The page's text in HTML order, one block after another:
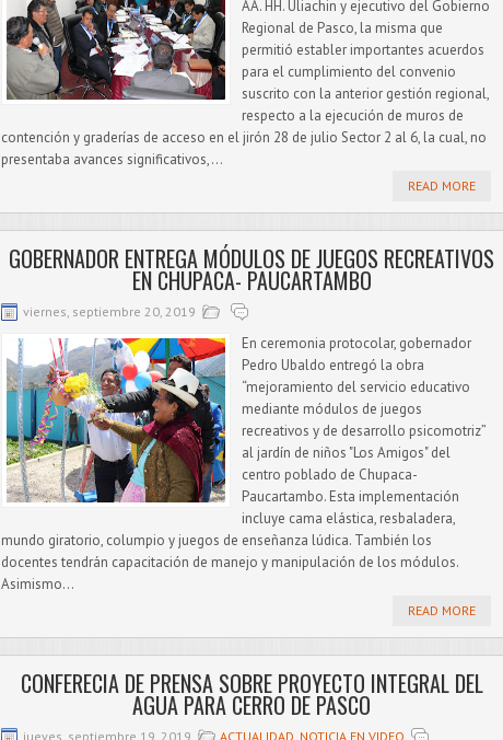
AA. HH. Uliachin y ejecutivo del Gobierno
Regional de Pasco, la misma que
permitió establer importantes acuerdos
para el cumplimiento del convenio
suscrito con la anterior gestión regional,
respecto a la ejecución de muros de
contención y graderías de acceso en el jirón 28 de julio Sector 2 al 6, la cual, no
presentaba avances significativos,...
READ MORE
GOBERNADOR ENTREGA MÓDULOS DE JUEGOS RECREATIVOS
EN CHUPACA- PAUCARTAMBO
viernes, septiembre 20, 2019
En ceremonia protocolar, gobernador
Pedro Ubaldo entregó la obra
“mejoramiento del servicio educativo
mediante módulos de juegos
recreativos y de desarrollo psicomotriz”
al jardín de niños "Los Amigos" del
centro poblado de Chupaca-
Paucartambo. Esta implementación
incluye cama elástica, resbaladera,
mundo giratorio, columpio y juegos de enseñanza lúdica. También los
docentes tendrán capacitación de manejo y manipulación de los módulos.
Asimismo...
READ MORE
CONFERECIA DE PRENSA SOBRE PROYECTO INTEGRAL DEL
AGUA PARA CERRO DE PASCO
jueves, septiembre 19, 2019 ACTUALIDAD NOTICIA EN VIDEO